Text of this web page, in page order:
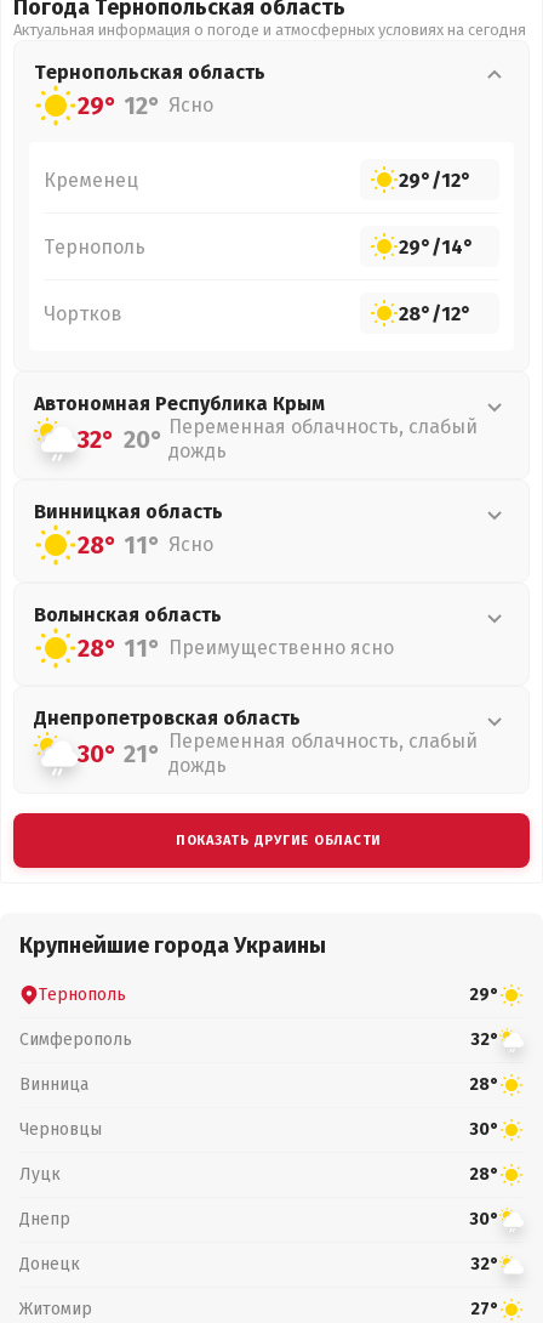
Погода Тернопольская область
Актуальная информация о погоде и атмосферных условиях на сегодня
Тернопольская область
29° 12° Ясно
Кременец 29°/12°
Тернополь 29°/14°
Чортков 28°/12°
Автономная Республика Крым
32° 20° Переменная облачность, слабый
дождь
Винницкая область
28° 11° Ясно
Волынская область
28° 11° Преимущественно ясно
Днепропетровская область
30° 21° Переменная облачность, слабый
дождь
ПОКАЗАТЬ ДРУГИЕ ОБЛАСТИ
Крупнейшие города Украины
Тернополь 29°
Симферополь 32°
Винница 28°
Черновцы 30°
Луцк 28°
Днепр 30°
Донецк 32°
Житомир 27°